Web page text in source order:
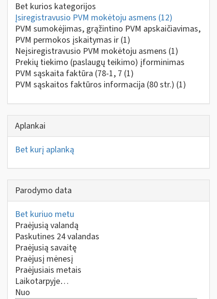
Bet kurios kategorijos
Įsiregistravusio PVM mokėtoju asmens (12)
PVM sumokėjimas, grąžintino PVM apskaičiavimas,
PVM permokos įskaitymas ir (1)
Neįsiregistravusio PVM mokėtoju asmens (1)
Prekių tiekimo (paslaugų teikimo) įforminimas
PVM sąskaita faktūra (78-1, 7 (1)
PVM sąskaitos faktūros informacija (80 str.) (1)
Aplankai
Bet kurį aplanką
Parodymo data
Bet kuriuo metu
Praėjusią valandą
Paskutines 24 valandas
Praėjusią savaitę
Praėjusį mėnesį
Praėjusiais metais
Laikotarpyje…
Nuo